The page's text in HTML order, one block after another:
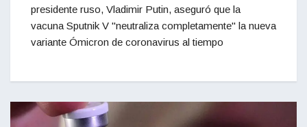
presidente ruso, Vladimir Putin, aseguró que la
vacuna Sputnik V "neutraliza completamente" la nueva
variante Ómicron de coronavirus al tiempo